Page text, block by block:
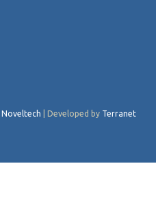
Noveltech | Developed by Terranet